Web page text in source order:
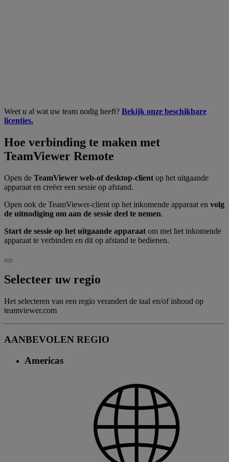
Weet u al wat uw team nodig heeft? Bekijk onze beschikbare
licenties.
Hoe verbinding te maken met
TeamViewer Remote
Open de TeamViewer web-of desktop-client op het uitgaande
apparaat en creëer een sessie op afstand.
Open ook de TeamViewer-client op het inkomende apparaat en volg
de uitnodiging om aan de sessie deel te nemen.
Start de sessie op het uitgaande apparaat om met het inkomende
apparaat te verbinden en dit op afstand te bedienen.
Selecteer uw regio
Het selecteren van een regio verandert de taal en/of inhoud op
teamviewer.com
AANBEVOLEN REGIO
Americas